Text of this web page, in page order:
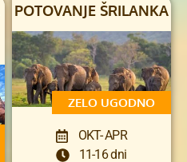
POTOVANJE ŠRILANKA
ZELO UGODNO
OKT- APR
11-16 dni